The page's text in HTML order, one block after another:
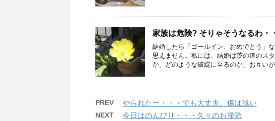
家族は危険? そりゃそうなるわ・・
結婚したら「ゴールイン、おめでとう」
思えません。私には、結婚は茨の道のス
か、どのような破綻に至るのか、お互い
PREV やられたー・・・でも大丈夫、傷は浅い
NEXT 今日はのんびり・・・久々のお掃除